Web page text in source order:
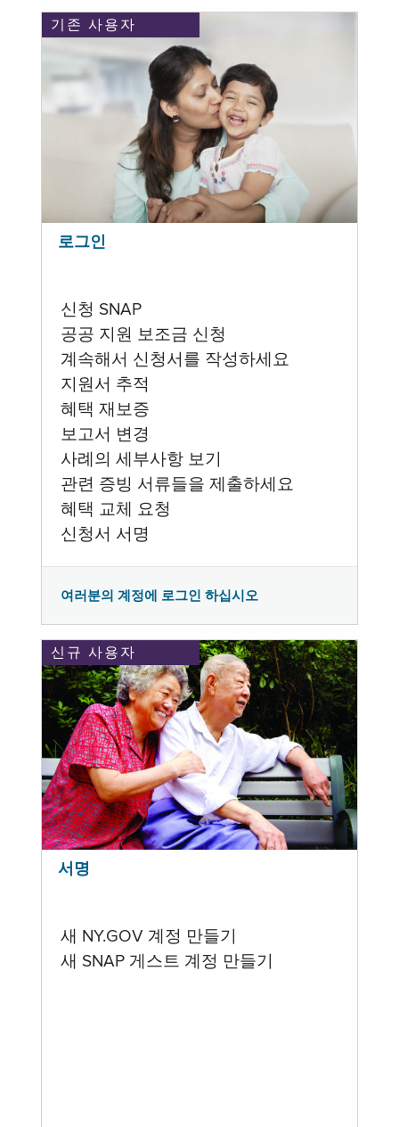
기존 사용자
로그인
신청 SNAP
공공 지원 보조금 신청
계속해서 신청서를 작성하세요
지원서 추적
혜택 재보증
보고서 변경
사례의 세부사항 보기
관련 증빙 서류들을 제출하세요
혜택 교체 요청
신청서 서명
여러분의 계정에 로그인 하십시오
신규 사용자
서명
새 NY.GOV 계정 만들기
새 SNAP 게스트 계정 만들기